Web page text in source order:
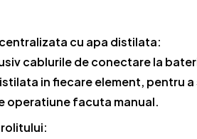
cu apa distilata:
cablurile de conectare la
in fiecare element, pentru
operatiune facuta manual.